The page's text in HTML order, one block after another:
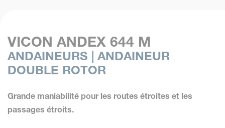
VICON ANDEX 644 M
ANDAINEURS | ANDAINEUR
DOUBLE ROTOR
Grande maniabilité pour les routes étroites et les
passages étroits.